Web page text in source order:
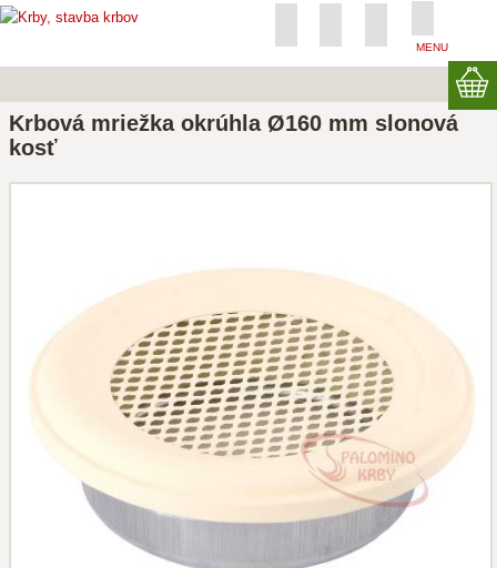
MENU
Krbová mriežka okrúhla Ø160 mm slonová
kosť